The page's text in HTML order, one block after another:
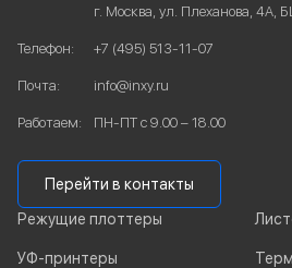
Режущие плоттеры
УФ-принтеры
г. Москва, ул. Плеханова, 4А,
Телефон: +7 (495) 513-11-07
Почта: info@inxy.ru
Работаем: ПН-ПТ с 9.00 – 18.00
Перейти в контакты